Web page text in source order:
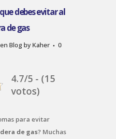
debes evitar al
de gas
en BlogbyKaher
0
4.7/5 - (15
votos)
para evitar
de gas? Muchas